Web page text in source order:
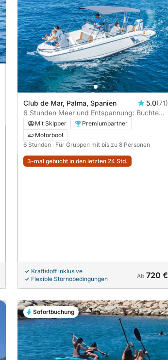
Club de Mar, Palma, Spanien 5.0(71)
6 Stunden Meer und Entspannung: Buchten
und Meeresschutzgebiet | ALL INCLUSIVE |
Flyer 8
Mit Skipper
Premiumpartner
Motorboot
6 Stunden · Für Gruppen mit bis zu 8 Personen
3-mal gebucht in den letzten 24 Std.
Kraftstoff inklusive
Flexible Stornobedingungen
Ab 720 €
Sofortbuchung